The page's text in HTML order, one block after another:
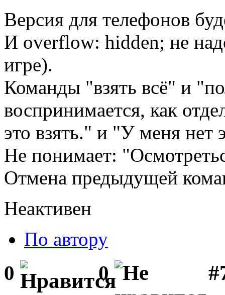
Версия для телефонов
И overflow: hidden; не
игре).
Команды "взять всё" и
воспринимается, как
это взять." и "У меня нет
Не понимает:
Отмена предыдущей
Неактивен
По автору
0 0